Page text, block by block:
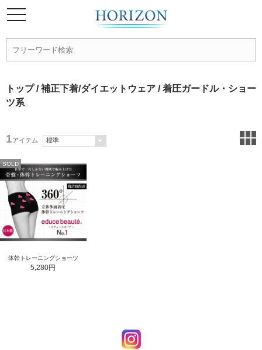
トップ/補正下着/ダイエットウェア / 着圧ガードル・ショー
ツ系
1アイテム
SOLD
体幹トレーニングショーツ
5,280円